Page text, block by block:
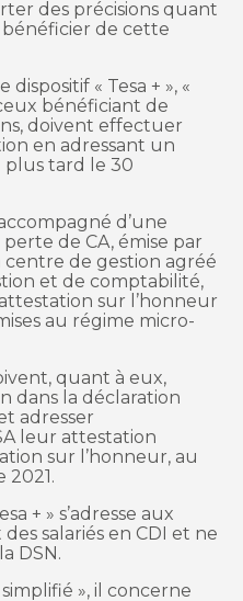
des précisions quant
de cette
« Tesa + », «
bénéficiant de
doivent effectuer
en adressant un
plus tard le 30
d’une
de CA, émise par
de gestion agréé
et de comptabilité,
sur l’honneur
au régime micro-
quant à eux,
dans la déclaration
adresser
leur attestation
sur l’honneur, au
2021.
+ » s’adresse aux
salariés en CDI et ne
DSN.
», il concerne